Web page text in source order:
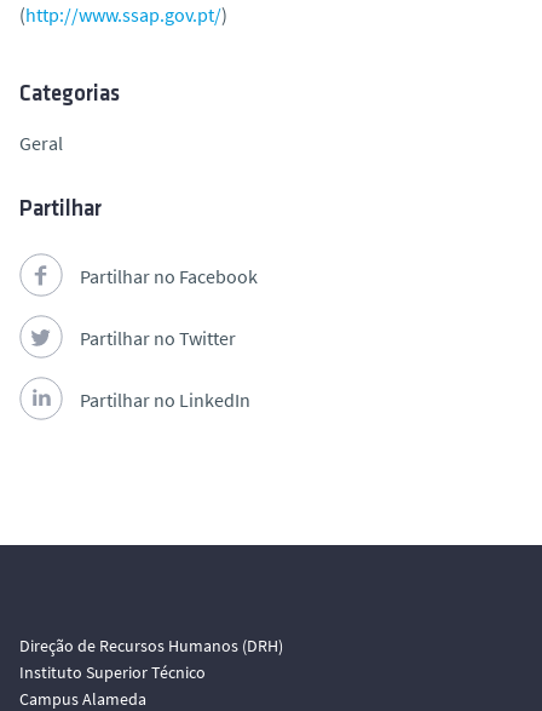
(http://www.ssap.gov.pt/)
Categorias
Geral
Partilhar
Partilhar no Facebook
Partilhar no Twitter
Partilhar no LinkedIn
Direção de Recursos Humanos (DRH)
Instituto Superior Técnico
Campus Alameda